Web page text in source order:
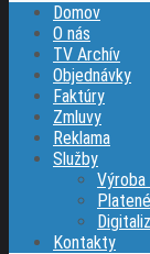
Domov
O nás
TV Archív
Objednávky
Faktúry
Zmluvy
Reklama
Služby
Výroba
Kontakty